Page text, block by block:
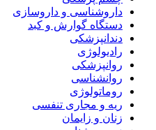
داروشناسی و داروسازی
دستگاه گوارش و کبد
دندانپزشکی
رادیولوژی
روانپزشکی
روانشناسی
روماتولوژی
ریه و مجاری تنفسی
زنان و زایمان